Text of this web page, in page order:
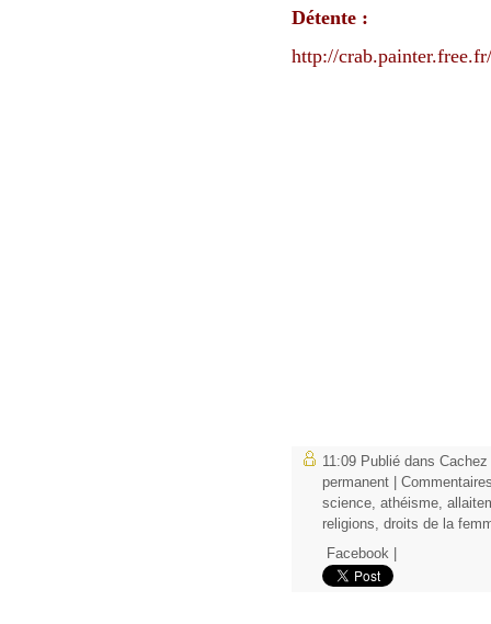
Détente :
http://
11:09 Publié dans
permanent
science, athéisme,
religions, droits de la
Facebook